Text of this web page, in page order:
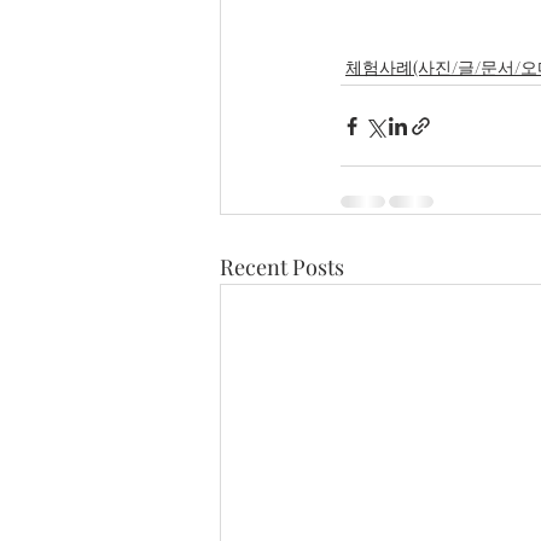
체험사례(사진/글/문서/오
Recent Posts